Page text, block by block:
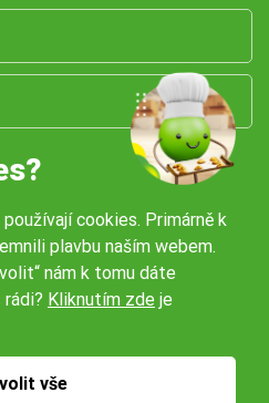
cookies. Primárně k
plavbu naším webem.
nám k tomu dáte
Kliknutím zde je
vše